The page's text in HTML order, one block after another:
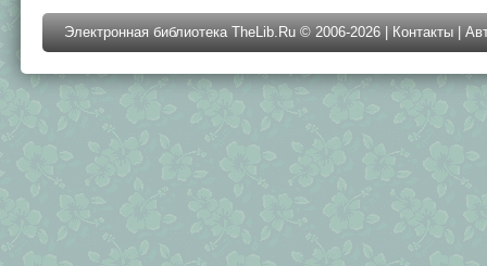
Электронная библиотека TheLib.Ru © 2006-2026 | Контакты |